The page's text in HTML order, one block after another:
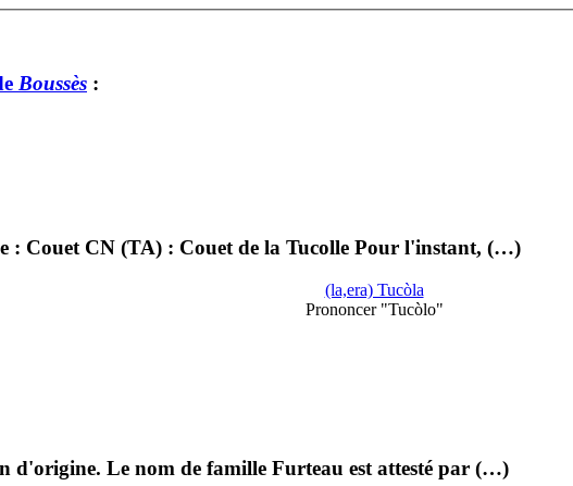
Boussès :
: Couet CN (TA) : Couet de la Tucolle Pour l'instant, (…)
(la,era) Tucòla
Prononcer "Tucòlo"
d'origine. Le nom de famille Furteau est attesté par (…)